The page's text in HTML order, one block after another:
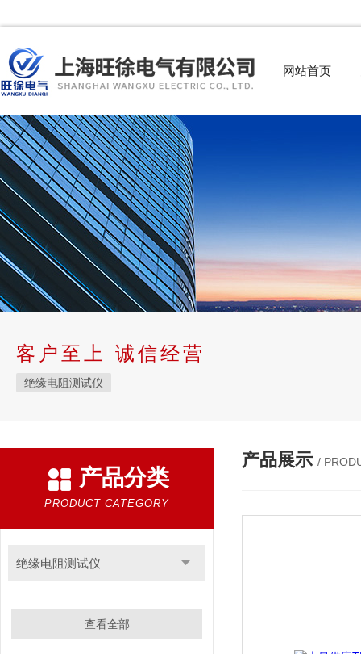
网站首页
客户至上 诚信经营
绝缘电阻测试仪
产品分类
PRODUCT CATEGORY
绝缘电阻测试仪
查看全部
产品展示 /